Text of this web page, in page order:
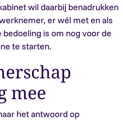
wil daarbij benadrukken
er wél met en als
is om nog voor de
te starten.
mee
het antwoord op